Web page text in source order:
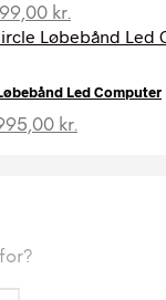
kr..
kr.
aktuelle
18.499,00 kr..
Led Computer
kr.